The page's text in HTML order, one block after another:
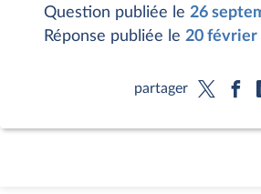
Question publiée le 26
Réponse publiée le 20 février
partager